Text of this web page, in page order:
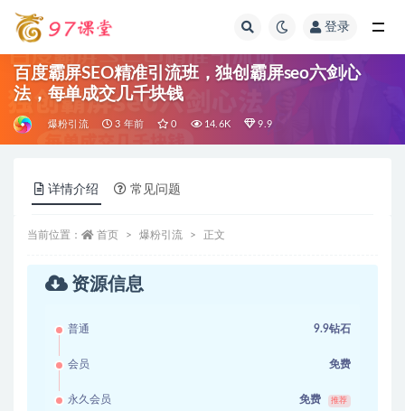
登录
百度霸屏SEO精准引流班，独创霸屏seo六剑心
法，每单成交几千块钱
爆粉引流 3 年前 0 14.6K 9.9
详情介绍 常见问题
当前位置： 首页 爆粉引流 正文
资源信息
普通 9.9钻石
会员 免费
永久会员 免费 推荐